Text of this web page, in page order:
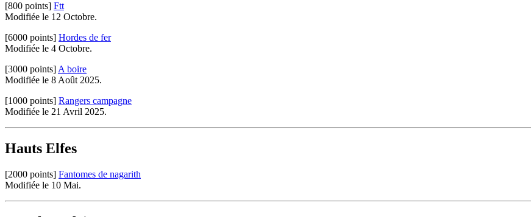
[800 points] Ftt
Modifiée le 12 Octobre.
[6000 points] Hordes de fer
Modifiée le 4 Octobre.
[3000 points] A boire
Modifiée le 8 Août 2025.
[1000 points] Rangers campagne
Modifiée le 21 Avril 2025.
Hauts Elfes
[2000 points] Fantomes de nagarith
Modifiée le 10 Mai.